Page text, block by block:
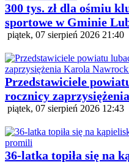
300 tys. zł dla ośmiu
sportowe w Gminie
piątek, 07 sierpień 2026 21:40
Przedstawiciele
rocznicy
piątek, 07 sierpień 2026 12:43
36-latka topiła się na